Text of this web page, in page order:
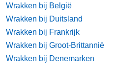
Wrakken bij België
Wrakken bij Duitsland
Wrakken bij Frankrijk
Wrakken bij Groot-Brittannië
Wrakken bij Denemarken